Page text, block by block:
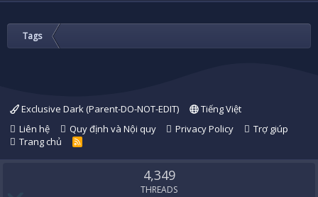
Tags
Exclusive Dark (Parent-DO-NOT-EDIT)
Tiếng Việt
Liên hệ
Quy định và Nội quy Privacy Policy
Trợ giúp
Trang chủ
R
S
4,349
THREADS